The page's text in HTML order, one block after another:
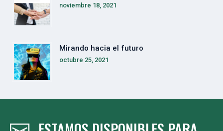
noviembre 18, 2021
Mirando hacia el futuro
octubre 25, 2021